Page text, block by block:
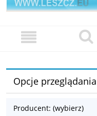
Opcje przeglądania
Producent: (wybierz)